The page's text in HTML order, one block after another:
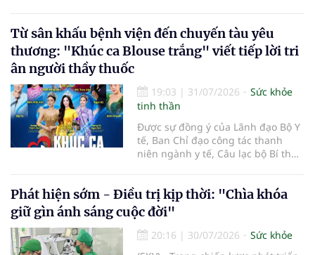
trường hợp tại Bệnh viện Đại học Y
Hà Nội cho thấy "giờ vàng" không
chỉ quyết định việc "cứu não" mà
của người bệnh.
Từ sân khấu bệnh viện đến chuyến tàu yêu
thương: "Khúc ca Blouse trắng" viết tiếp lời tri
ân người thầy thuốc
19:03 | 31/07/2026
Sức khỏe
tinh thần
Được sự đồng ý của Lãnh đạo Bộ Y
tế, Ban Chỉ đạo công tác thanh
niên ngành y tế, Câu lạc bộ Bí thư
ngành y tế chính thức khởi động
hành trình nghệ thuật thiện
nguyện vì cộng đồng mang tên
"Khúc ca Blouse trắng". Sự kiện mở
Phát hiện sớm - Điều trị kịp thời: "Chìa khóa
giữ gìn ánh sáng cuộc đời"
20:16 | 30/07/2026
Sức khỏe